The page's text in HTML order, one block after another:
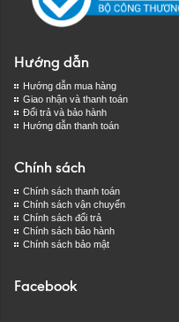
Hướng dẫn
Hướng dẫn mua hàng
Giao nhận và thanh toán
Đổi trả và bảo hành
Hướng dẫn thanh toán
Chính sách
Chính sách thanh toán
Chính sách vận chuyển
Chính sách đổi trả
Chính sách bảo hành
Chính sách bảo mật
Facebook